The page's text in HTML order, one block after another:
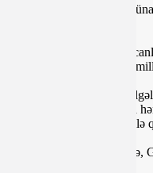
Siyasi qarşıdurma etnik
Mövzuya Güney
zəifləyən kimi bölgələrdə
“Qeyri-farslar yaşayan
Əhvazda, Bəlucistanda da
irləi sürən kürd silahlıları ilə
Siyasi fəalın sözlərinə